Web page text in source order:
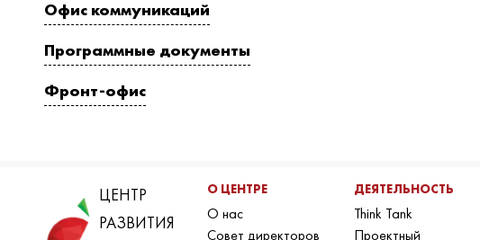
Офис коммуникаций
Программные документы
Фронт-офис
ЦЕНТР
РАЗВИТИЯ
О ЦЕНТРЕ
О нас
Совет директоров
ДЕЯТЕЛЬНОСТЬ
Think Tank
Проектный